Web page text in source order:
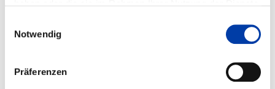
Notwendig
Präferenzen
FACHGEBIETE: